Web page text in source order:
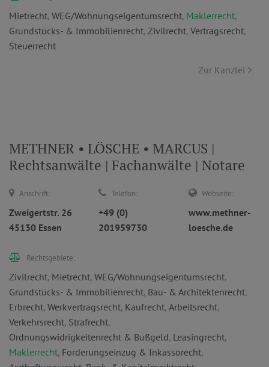
Mietrecht, WEG/Wohnungseigentumsrecht, Maklerrecht,
Grundstücks- & Immobilienrecht, Zivilrecht, Vertragsrecht,
Steuerrecht
Zur Kanzlei >
METHNER • LÖSCHE • MARCUS |
Rechtsanwälte | Fachanwälte | Notare
Anschrift:
Zweigertstr. 26
45130 Essen
Telefon:
+49 (0)
201959730
Webseite:
www.methner-
loesche.de
Rechtsgebiete:
Zivilrecht, Mietrecht, WEG/Wohnungseigentumsrecht,
Grundstücks- & Immobilienrecht, Bau- & Architektenrecht,
Erbrecht, Werkvertragsrecht, Kaufrecht, Arbeitsrecht,
Verkehrsrecht, Strafrecht,
Ordnungswidrigkeitenrecht & Bußgeld, Leasingrecht,
Maklerrecht, Forderungseinzug & Inkassorecht,